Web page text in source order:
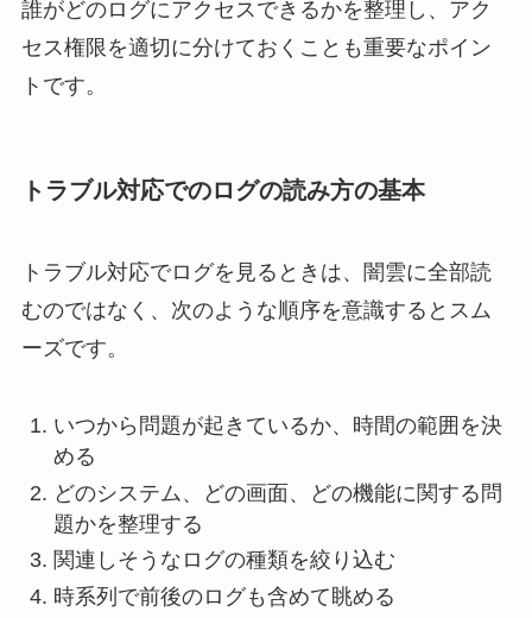
誰がどのログにアクセスできるかを整理し、アク
セス権限を適切に分けておくことも重要なポイン
トです。
トラブル対応でのログの読み方の基本
トラブル対応でログを見るときは、闇雲に全部読
むのではなく、次のような順序を意識するとスム
ーズです。
いつから問題が起きているか、時間の範囲を決
める
どのシステム、どの画面、どの機能に関する問
題かを整理する
関連しそうなログの種類を絞り込む
時系列で前後のログも含めて眺める